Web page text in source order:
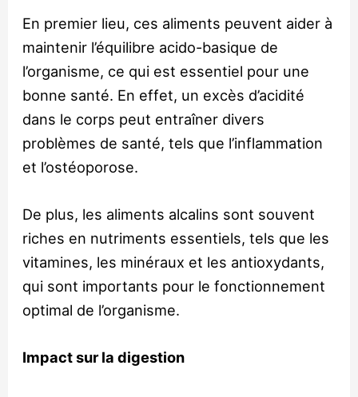
En premier lieu, ces aliments peuvent aider à
maintenir l’équilibre acido-basique de
l’organisme, ce qui est essentiel pour une
bonne santé. En effet, un excès d’acidité
dans le corps peut entraîner divers
problèmes de santé, tels que l’inflammation
et l’ostéoporose.
De plus, les aliments alcalins sont souvent
riches en nutriments essentiels, tels que les
vitamines, les minéraux et les antioxydants,
qui sont importants pour le fonctionnement
optimal de l’organisme.
Impact sur la digestion